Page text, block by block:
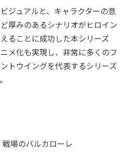
ジュアルと、キャラクターの息
厚みのあるシナリオがヒロイン
ることに成功した本シリーズ
メ化も実現し、非常に多くのフ
トウイングを代表するシリーズ
場のバルカローレ